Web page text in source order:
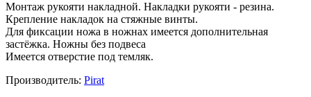
Монтаж рукояти накладной. Накладки рукояти - резина.
Крепление накладок на стяжные винты.
Для фиксации ножа в ножнах имеется дополнительная
застёжка. Ножны без подвеса
Имеется отверстие под темляк.
Производитель: Pirat